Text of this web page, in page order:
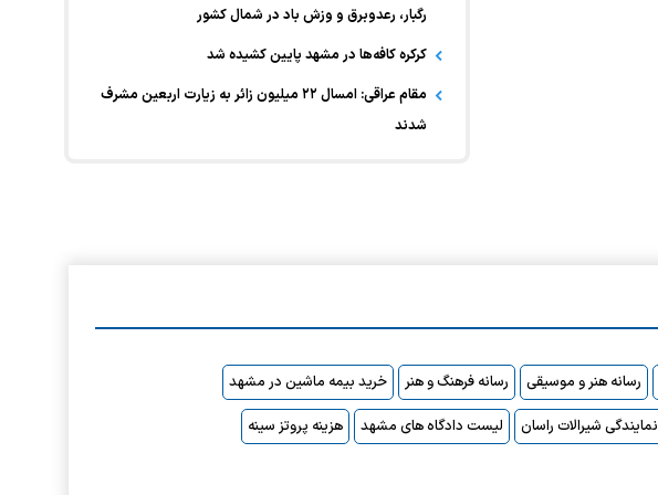
رگبار، رعدوبرق و وزش باد در شمال کشور
کرکره کافه‌ها در مشهد پایین کشیده شد
مقام عراقی: امسال ۲۲ میلیون زائر به زیارت اربعین مشرف
شدند
رسانه هنر و موسیقی رسانه فرهنگ و هنر
خرید بیمه ماشین در مشهد
نمایندگی شیرالات راسان لیست دادگاه های مشهد هزینه پروتز سینه